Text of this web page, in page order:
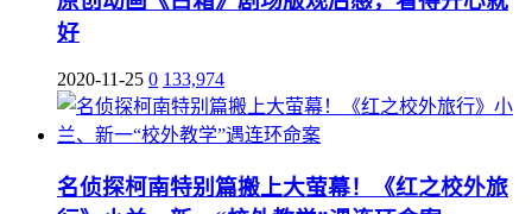
好
2020-11-25 0 133,974
名侦探柯南特别篇搬上大萤幕！《红之校外旅